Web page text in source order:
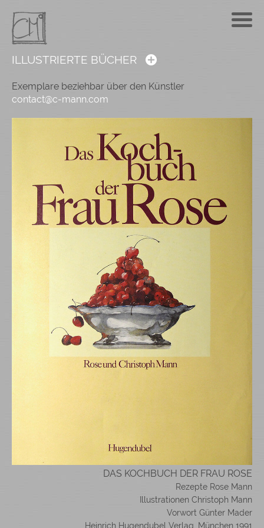
ILLUSTRIERTE BÜCHER
Exemplare beziehbar über den Künstler
contact@c-mann.com
DAS KOCHBUCH DER FRAU ROSE
Rezepte Rose Mann
Illustrationen Christoph Mann
Vorwort Günter Mader
Heinrich Hugendubel Verlag, München 1991